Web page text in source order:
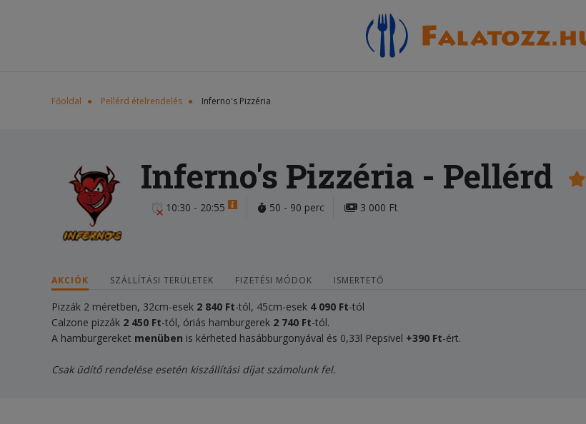
Főoldal Pellérd ételrendelés Inferno's Pizzéria
Inferno's Pizzéria - Pellérd
10:30 - 20:55 50 - 90 perc 3 000 Ft
AKCIÓK SZÁLLÍTÁSI TERÜLETEK FIZETÉSI MÓDOK ISMERTETŐ
Pizzák 2 méretben, 32cm-esek 2 840 Ft-tól, 45cm-esek 4 090 Ft-tól
Calzone pizzák 2 450 Ft-tól, óriás hamburgerek 2 740 Ft-tól.
A hamburgereket menüben is kérheted hasábburgonyával és 0,33l Pepsivel +390 Ft-ért.
Csak üdítő rendelése esetén kiszállítási díjat számolunk fel.